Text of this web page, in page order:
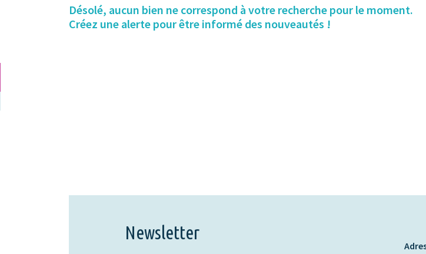
Désolé, aucun bien ne correspond à votre recherche pour le moment.
Créez une alerte pour être informé des nouveautés !
Newsletter